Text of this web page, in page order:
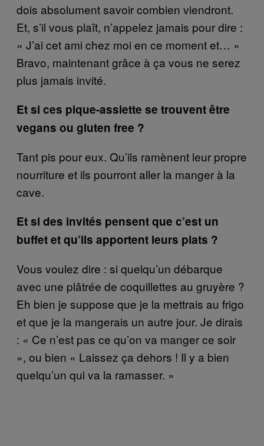
dois absolument savoir combien viendront.
Et, s’il vous plaît, n’appelez jamais pour dire :
« J’ai cet ami chez moi en ce moment et… »
Bravo, maintenant grâce à ça vous ne serez
plus jamais invité.
Et si ces pique-assiette se trouvent être
vegans ou gluten free ?
Tant pis pour eux. Qu’ils ramènent leur propre
nourriture et ils pourront aller la manger à la
cave.
Et si des invités pensent que c’est un
buffet et qu’ils apportent leurs plats ?
Vous voulez dire : si quelqu’un débarque
avec une plâtrée de coquillettes au gruyère ?
Eh bien je suppose que je la mettrais au frigo
et que je la mangerais un autre jour. Je dirais
: « Ce n’est pas ce qu’on va manger ce soir
», ou bien « Laissez ça dehors ! Il y a bien
quelqu’un qui va la ramasser. »